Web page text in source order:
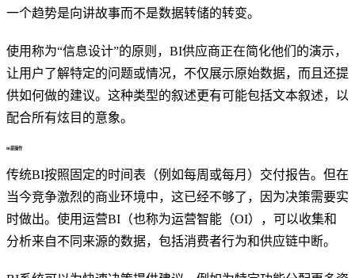
一个趋势是向讲故事而不是数据转储的转变。
使用称为“信息设计”的原则，BI供应商正在简化他们的演示，
让用户了解特定的问题或情况，不仅展示原始数据，而且还提
供如何做的建议。这种类型的叙述更有可能包括文本叙述，以
配合所有炫目的意象。
BI是操作
传统BI按照固定的时间表（例如每周或每月）交付报告。但在
当今竞争激烈的商业环境中，这已经不够了，因为决策需要实
时做出。使用运营BI（也称为运营智能（OI），可以收集和
分析来自不同来源的数据，包括消费者行为和供应链中断。